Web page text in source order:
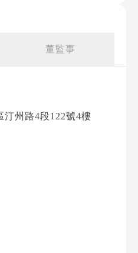
董監事
汀州路4段122號4樓